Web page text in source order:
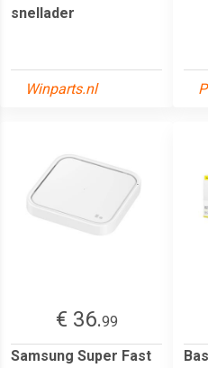
snellader
Winparts.nl
€ 36.99
Samsung Super Fast